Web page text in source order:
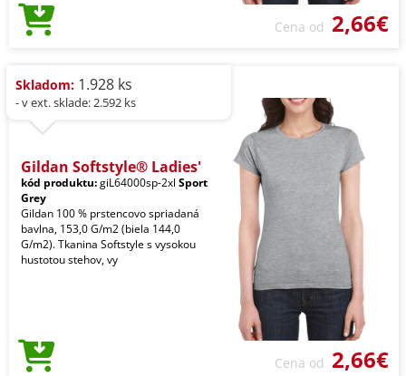
Cena od 2,66€
Skladom: 1.928 ks
- v ext. sklade: 2.592 ks
Gildan Softstyle® Ladies'
kód produktu:giL64000sp-2xl Sport
Grey
Gildan 100 % prstencovo spriadaná
bavlna, 153,0 G/m2 (biela 144,0
G/m2). Tkanina Softstyle s vysokou
hustotou stehov, vy
Cena od 2,66€